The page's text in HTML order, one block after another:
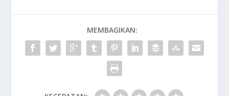
MEMBAGIKAN: